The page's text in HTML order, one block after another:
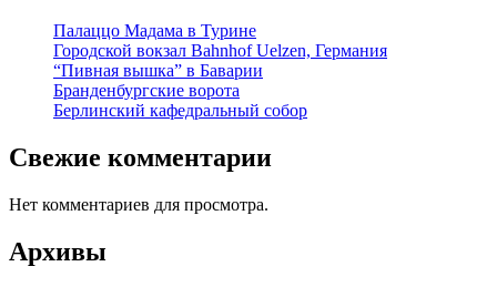
Палаццо Мадама в Турине
Городской вокзал Bahnhof Uelzen, Германия
“Пивная вышка” в Баварии
Бранденбургские ворота
Берлинский кафедральный собор
Свежие комментарии
Нет комментариев для просмотра.
Архивы